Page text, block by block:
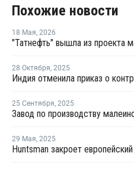
Похожие новости
18 Мая, 2026
28 Октября, 2025
25 Сентября, 2025
29 Мая, 2025